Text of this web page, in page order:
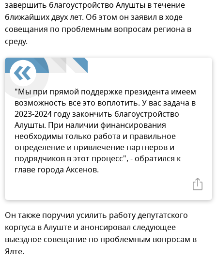
завершить благоустройство Алушты в течение
ближайших двух лет. Об этом он заявил в ходе
совещания по проблемным вопросам региона в
среду.
"Мы при прямой поддержке президента имеем
возможность все это воплотить. У вас задача в
2023-2024 году закончить благоустройство
Алушты. При наличии финансирования
необходимы только работа и правильное
определение и привлечение партнеров и
подрядчиков в этот процесс", - обратился к
главе города Аксенов.
Он также поручил усилить работу депутатского
корпуса в Алуште и анонсировал следующее
выездное совещание по проблемным вопросам в
Ялте.